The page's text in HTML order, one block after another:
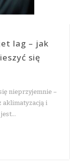
lag – jak
się
nieprzyjemnie –
aklimatyzacją i
jest…